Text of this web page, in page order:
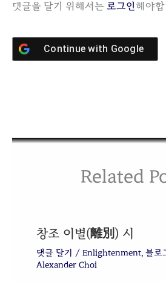
댓글을 달기 위해서는 로그인해야합
Continue with Google
Related
창조 이별(離別) 시
댓글 달기 / Enlightenment 블로
Alexander Choi